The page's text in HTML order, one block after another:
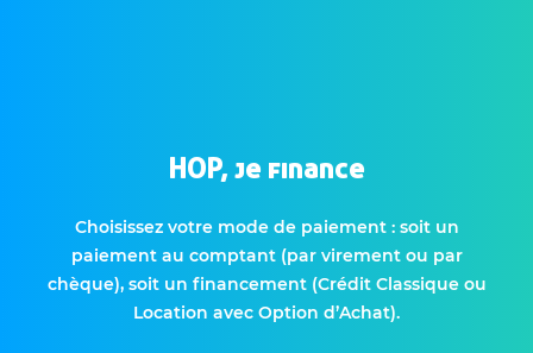
HOP, je finance
Choisissez votre mode de paiement : soit un
paiement au comptant (par virement ou par
chèque), soit un financement (Crédit Classique ou
Location avec Option d’Achat).